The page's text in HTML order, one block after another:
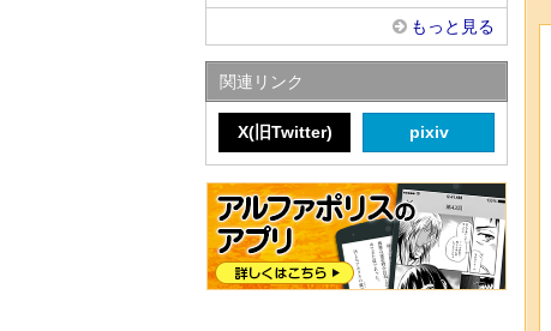
もっと見る
関連リンク
X(旧Twitter) pixiv